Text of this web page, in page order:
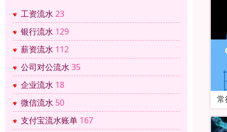
工资流水 23
银行流水 129
薪资流水 112
公司对公流水 35
企业流水 18
微信流水 50
支付宝流水账单 167
常